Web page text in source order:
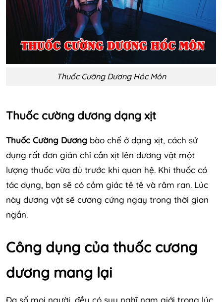
Thuốc Cường Dương Hóc Môn
Thuốc cường dương dạng xịt
Thuốc Cường Dương bào chế ở dạng xịt, cách sử
dụng rất đơn giản chỉ cần xịt lên dương vật một
lượng thuốc vừa đủ trước khi quan hệ. Khi thuốc có
tác dụng, bạn sẽ có cảm giác tê tê và râm ran. Lúc
này dương vật sẽ cương cứng ngay trong thời gian
ngắn.
Công dụng của thuốc cương
dương mang lại
Đa số mọi người, đều có suy nghĩ nam giới trong lúc